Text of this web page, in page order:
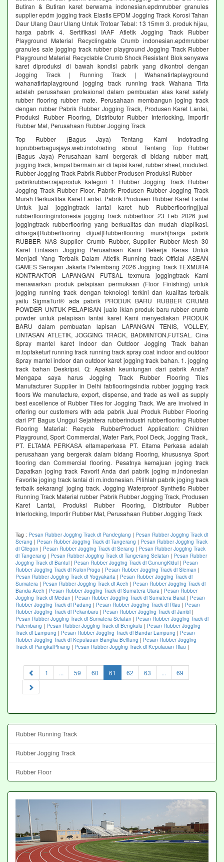
Butiran & Butiran karet berwarna indonesian.epdmrubber granules
supplier epdm jogging track Elastis EPDM Jogging Track Korosi Tahan
Daur Ulang Daur Ulang Untuk Trotoar Tebal: 13 15mm 3. produk hijau,
harga pabrik 4. Sertifikasi IAAF Atletik Jogging Track Rubber
Playground Material Recyclingable Crumb indonesian.epdmrubber
granules sale jogging track rubber playground Jogging Track Rubber
Playground Material Recyclable Crumb Shock Resistant Blok senyawa
karet diproduksi di bawah kondisi pabrik yang dikontrol dengan
Jogging Track | Running Track | Wahanatirtaplayground
wahanatirtaplayground jogging track running track Wahana Tirta
adalah perusahaan profesional dalam pembuatan alas karet safety
rubber flooring rubber mate. Perusahaan membangun joging track
dengan rubber Pabrik Rubber Jogging Track, Produsen Karet Lantai,
Produksi Rubber Flooring, Distributor Rubber Interlocking, Importir
Rubber Mat, Perusahaan Rubber Jogging Track
Top Rubber (Bagus Jaya) Tentang Kami Indotrading
toprubberbagusjaya.web.indotrading about Tentang Top Rubber
(Bagus Jaya) Perusahaan kami bergerak di bidang rubber matt,
jogging track, tempat bermain air di lapisi karet, rubber sheet, moduled.
Rubber Jogging Track Pabrik Rubber Produsen Produksi Rubber
pabrikrubber.rajaproduk kategori 1 Rubber Jogging Track Rubber
Jogging Track Rubber Floor. Pabrik Produsen Rubber Jogging Track
Murah Berkualitas Karet Lantai. Pabrik Produsen Rubber Karet Lantai
Untuk jual joggingtrack lantai karet hub Rubberflooring|jual
rubberflooringindonesia jogging track rubberfloor 23 Feb 2026 jual
joggingtrack rubberflooring yang berkualitas dan mudah diaplikasi.
dihargai|Rubberflooring dijual|Rubberflooring murah|harga pabrik
RUBBER NAS Supplier Crumb Rubber, Supplier Rubber Mesh 30
Karet Lintasan Jogging Perusahaan Kami Bekerja Keras Untuk
Menjadi Yang Terbaik Dalam Atletik Running track Official ASEAN
GAMES Senayan Jakarta Palembang 2026 Jogging Track TEXMURA
KONTRAKTOR LAPANGAN FUTSAL texmura joggingtrack Kami
menawarkan produk pelapisan permukaan (Floor Finishing) untuk
jogging running track dengan teknologi terkini dan kualitas terbaik
yaitu SigmaTurf® ada pabrik PRODUK BARU RUBBER CRUMB
POWDER UNTUK PELAPISAN jualo iklan produk baru rubber crumb
powder untuk pelapisan lantai karet Kami menyediakan PRODUK
BARU dalam pembuatan lapisan LAPANGAN TENIS, VOLLEY,
LINTASAN ATLETIK, JOGGING TRACK, BADMINTON,FUTSAL. Cina
Spray mantel karet Indoor dan Outdoor Jogging Track bahan
m.topfaketurf running track running track spray coat indoor and outdoor
Spray mantel indoor dan outdoor karet jogging track bahan. 1. jogging
track bahan Deskripsi. Q: Apakah keuntungan dari pabrik Anda?
Mengapa saya harus Jogging Track Rubber Flooring Tiles
Manufacturer Supplier in Delhi fabflooringsindia rubber jogging track
floors We manufacture, export, dispense, and trade as well as supply
best excellence of Rubber Tiles for Jogging Track. We are involved in
offering our customers with ada pabrik Jual Produk Rubber Flooring
dari PT Bagus Unggul Sejahtera rubberindustri rubberflooring Rubber
Flooring Material: Recycle RubberProduct Application: Children
Playground, Sport Commercial, Water Park, Pool Deck, Jogging Track,.
PT. ELTAMA PERKASA eltamaperkasa PT. Eltama Perkasa adalah
perusahaan yang bergerak dalam bidang Flooring, khususnya Sport
flooring dan Commercial flooring. Pesatnya kemajuan joging track
Dapatkan joging track Favorit Anda dari pabrik joging m.indonesian
Favorite joging track lantai di m.indonesian. Pilihlah pabrik joging track
terbaik sekarang! joging track. Jogging Waterproof Synthetic Rubber
Running Track Material rubber Pabrik Rubber Jogging Track, Produsen
Karet Lantai, Produksi Rubber Flooring, Distributor Rubber
Interlocking, Importir Rubber Mat, Perusahaan Rubber Jogging Track
Tag : Pesan Rubber Jogging Track di Pandeglang | Pesan Rubber Jogging Track di
Serang | Pesan Rubber Jogging Track di Tangerang | Pesan Rubber Jogging Track
di Cilegon | Pesan Rubber Jogging Track di Serang | Pesan Rubber Jogging Track
di Tangerang | Pesan Rubber Jogging Track di Tangerang Selatan | Pesan Rubber
Jogging Track di Bantul | Pesan Rubber Jogging Track di GunungKidul | Pesan
Rubber Jogging Track di KulonProgo | Pesan Rubber Jogging Track di Sleman |
Pesan Rubber Jogging Track di Yogyakarta | Pesan Rubber Jogging Track di
Sumatera | Pesan Rubber Jogging Track di Aceh | Pesan Rubber Jogging Track di
Banda Aceh | Pesan Rubber Jogging Track di Sumatera Utara | Pesan Rubber
Jogging Track di Medan | Pesan Rubber Jogging Track di Sumatera Barat | Pesan
Rubber Jogging Track di Padang | Pesan Rubber Jogging Track di Riau | Pesan
Rubber Jogging Track di Pekanbaru | Pesan Rubber Jogging Track di Jambi |
Pesan Rubber Jogging Track di Sumatera Selatan | Pesan Rubber Jogging Track di
Palembang | Pesan Rubber Jogging Track di Bengkulu | Pesan Rubber Jogging
Track di Lampung | Pesan Rubber Jogging Track di Bandar Lampung | Pesan
Rubber Jogging Track di Kepulauan Bangka Belitung | Pesan Rubber Jogging
Track di PangkalPinang | Pesan Rubber Jogging Track di Kepulauan Riau |
1 ... 59 60 61 (current)
62 63 ... 69
Rubber Running Track
Rubber Jogging Track
Rubber Floor